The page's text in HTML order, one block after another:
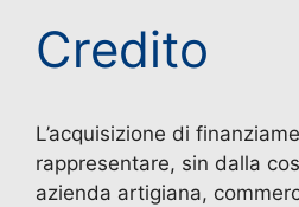
Credito
L’acquisizione di
rappresentare, sin dalla
azienda artigiana,